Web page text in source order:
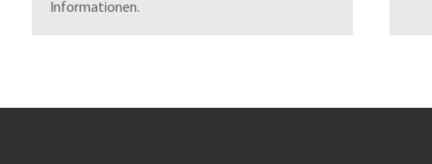
Informationen.